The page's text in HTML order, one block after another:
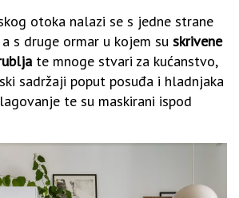
otoka nalazi se s jedne strane
s druge ormar u kojem su skrivene
te mnoge stvari za kućanstvo,
sadržaji poput posuđa i hladnjaka
te su maskirani ispod